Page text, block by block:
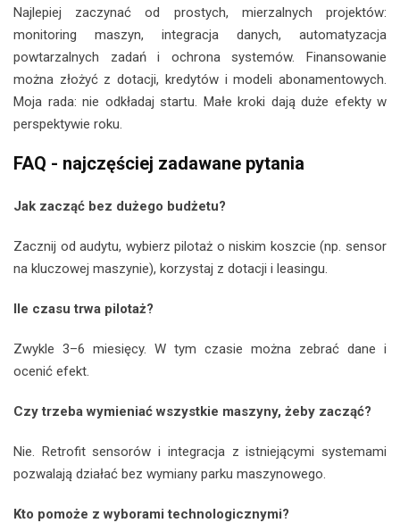
Najlepiej zaczynać od prostych, mierzalnych projektów:
monitoring maszyn, integracja danych, automatyzacja
powtarzalnych zadań i ochrona systemów. Finansowanie
można złożyć z dotacji, kredytów i modeli abonamentowych.
Moja rada: nie odkładaj startu. Małe kroki dają duże efekty w
perspektywie roku.
FAQ - najczęściej zadawane pytania
Jak zacząć bez dużego budżetu?
Zacznij od audytu, wybierz pilotaż o niskim koszcie (np. sensor
na kluczowej maszynie), korzystaj z dotacji i leasingu.
Ile czasu trwa pilotaż?
Zwykle 3–6 miesięcy. W tym czasie można zebrać dane i
ocenić efekt.
Czy trzeba wymieniać wszystkie maszyny, żeby zacząć?
Nie. Retrofit sensorów i integracja z istniejącymi systemami
pozwalają działać bez wymiany parku maszynowego.
Kto pomoże z wyborami technologicznymi?